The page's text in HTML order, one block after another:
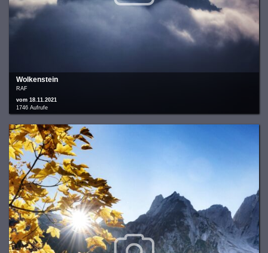
Wolkenstein
RAF
vom 18.11.2021
1746 Aufrufe